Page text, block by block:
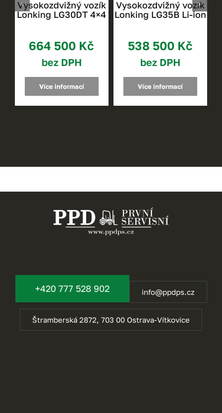
Vysokozdvižný vozík
Lonking LG30DT 4×4
664 500 Kč
bez DPH
Více informací
Vysokozdvižný vozík
Lonking LG35B Li-ion
538 500 Kč
bez DPH
Více informací
+420 777 528 902 info@ppdps.cz
Štramberská 2872, 703 00 Ostrava-Vítkovice